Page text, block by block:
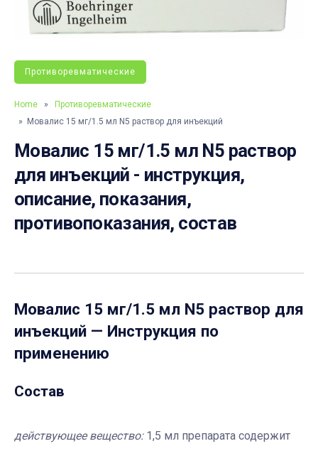
Противоревматические
Home »
Противоревматические
» Мовалис 15 мг/1.5 мл N5 раствор для инъекций
Мовалис 15 мг/1.5 мл N5 раствор
для инъекций - инструкция,
описание, показания,
противопоказания, состав
Мовалис 15 мг/1.5 мл N5 раствор для
инъекций — Инструкция по
применению
Состав
действующее вещество: 1,5 мл препарата содержит